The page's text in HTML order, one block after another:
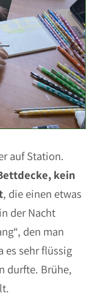
auf Station.
kein
, die einen etwas
der Nacht
den man
es sehr flüssig
durfte. Brühe,